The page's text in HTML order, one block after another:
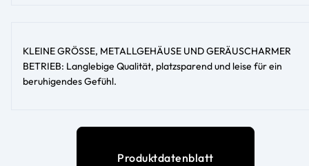
KLEINE GRÖSSE, METALLGEHÄUSE UND GERÄUSCHARMER
BETRIEB: Langlebige Qualität, platzsparend und leise für ein
beruhigendes Gefühl.
Produktdatenblatt